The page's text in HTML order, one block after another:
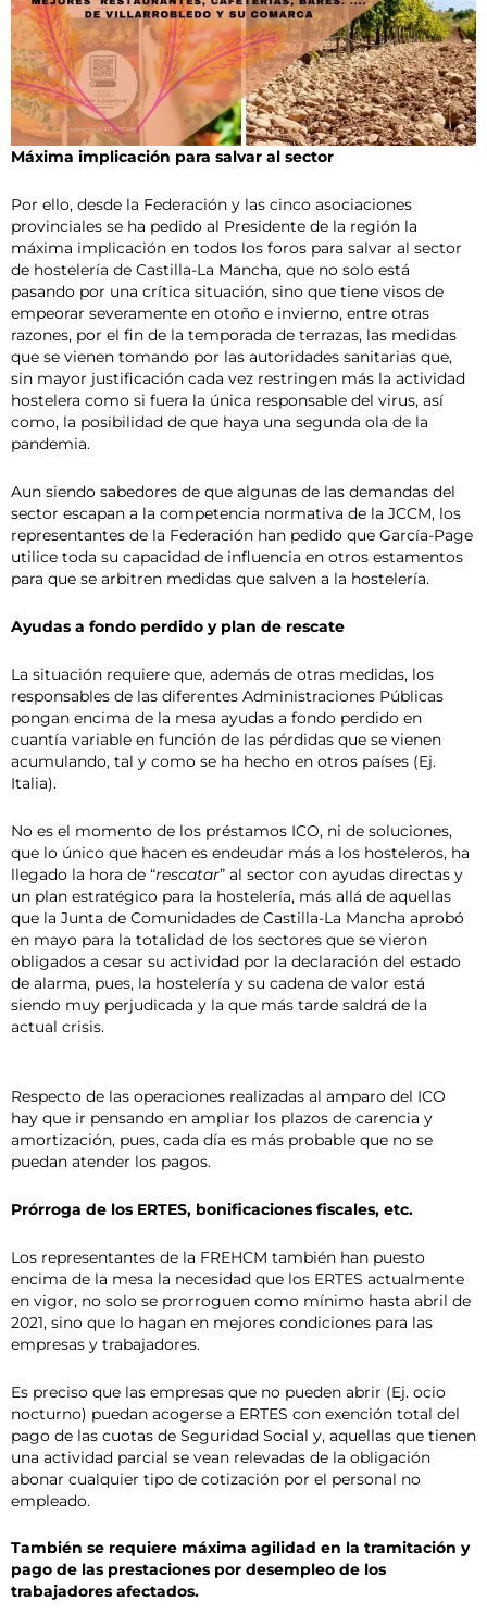
Máxima implicación para salvar al sector
Por ello, desde la Federación y las cinco asociaciones
provinciales se ha pedido al Presidente de la región la
máxima implicación en todos los foros para salvar al sector
de hostelería de Castilla-La Mancha, que no solo está
pasando por una crítica situación, sino que tiene visos de
empeorar severamente en otoño e invierno, entre otras
razones, por el fin de la temporada de terrazas, las medidas
que se vienen tomando por las autoridades sanitarias que,
sin mayor justificación cada vez restringen más la actividad
hostelera como si fuera la única responsable del virus, así
como, la posibilidad de que haya una segunda ola de la
pandemia.
Aun siendo sabedores de que algunas de las demandas del
sector escapan a la competencia normativa de la JCCM, los
representantes de la Federación han pedido que García-Page
utilice toda su capacidad de influencia en otros estamentos
para que se arbitren medidas que salven a la hostelería.
Ayudas a fondo perdido y plan de rescate
La situación requiere que, además de otras medidas, los
responsables de las diferentes Administraciones Públicas
pongan encima de la mesa ayudas a fondo perdido en
cuantía variable en función de las pérdidas que se vienen
acumulando, tal y como se ha hecho en otros países (Ej.
Italia).
No es el momento de los préstamos ICO, ni de soluciones,
que lo único que hacen es endeudar más a los hosteleros, ha
llegado la hora de “rescatar” al sector con ayudas directas y
un plan estratégico para la hostelería, más allá de aquellas
que la Junta de Comunidades de Castilla-La Mancha aprobó
en mayo para la totalidad de los sectores que se vieron
obligados a cesar su actividad por la declaración del estado
de alarma, pues, la hostelería y su cadena de valor está
siendo muy perjudicada y la que más tarde saldrá de la
actual crisis.
Respecto de las operaciones realizadas al amparo del ICO
hay que ir pensando en ampliar los plazos de carencia y
amortización, pues, cada día es más probable que no se
puedan atender los pagos.
Prórroga de los ERTES, bonificaciones fiscales, etc.
Los representantes de la FREHCM también han puesto
encima de la mesa la necesidad que los ERTES actualmente
en vigor, no solo se prorroguen como mínimo hasta abril de
2021, sino que lo hagan en mejores condiciones para las
empresas y trabajadores.
Es preciso que las empresas que no pueden abrir (Ej. ocio
nocturno) puedan acogerse a ERTES con exención total del
pago de las cuotas de Seguridad Social y, aquellas que tienen
una actividad parcial se vean relevadas de la obligación
abonar cualquier tipo de cotización por el personal no
empleado.
También se requiere máxima agilidad en la tramitación y
pago de las prestaciones por desempleo de los
trabajadores afectados.